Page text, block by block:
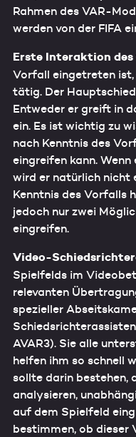
Rahmen des VAR-
werden von der FIFA
Erste Interaktion
Vorfall eingetreten
tätig. Der
Entweder er greift in
ein. Es ist wichtig zu
nach Kenntnis des
eingreifen kann.
wird er natürlich nicht
Kenntnis des Vorfalls
jedoch nur zwei
eingreifen.
Video-
Spielfelds im
relevanten
spezieller
AVAR3). Sie alle
helfen ihm so schnell
sollte darin bestehen,
analysieren,
auf dem Spielfeld
bestimmen, ob dieser